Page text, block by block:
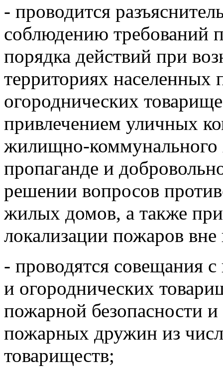
- проводится
соблюдению требований
порядка действий при
территориях населенных
огороднических
привлечением уличных
жилищно-коммунального
пропаганде и
решении вопросов
жилых домов, а также
локализации пожаров
- проводятся совещания
и огороднических
пожарной безопасности
пожарных дружин из
товариществ;